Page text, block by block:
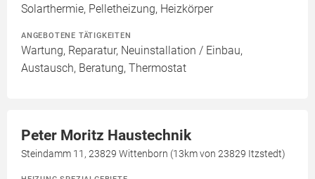
Solarthermie, Pelletheizung, Heizkörper
ANGEBOTENE TÄTIGKEITEN
Wartung, Reparatur, Neuinstallation / Einbau,
Austausch, Beratung, Thermostat
Peter Moritz Haustechnik
Steindamm 11, 23829 Wittenborn (13km von 23829 Itzstedt)